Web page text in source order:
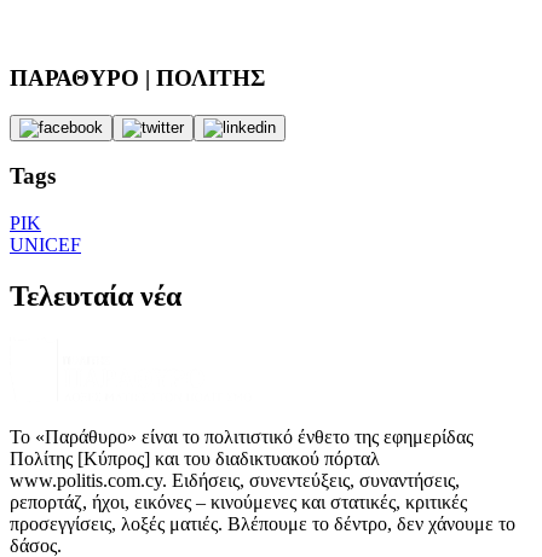
ΠΑΡΑΘΥΡΟ | ΠΟΛΙΤΗΣ
Tags
ΡΙΚ
UNICEF
Τελευταία νέα
Το «Παράθυρο» είναι το πολιτιστικό ένθετο της εφημερίδας
Πολίτης [Κύπρος] και του διαδικτυακού πόρταλ
www.politis.com.cy. Ειδήσεις, συνεντεύξεις, συναντήσεις,
ρεπορτάζ, ήχοι, εικόνες – κινούμενες και στατικές, κριτικές
προσεγγίσεις, λοξές ματιές. Βλέπουμε το δέντρο, δεν χάνουμε το
δάσος.